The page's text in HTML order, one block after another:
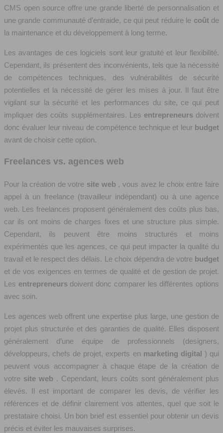
CMS open source offre une grande liberté de personnalisation et
une grande communauté d’entraide, ce qui peut réduire le coût de
la maintenance et du développement à long terme.
Les avantages de ces logiciels sont leur gratuité et leur flexibilité.
Cependant, ils présentent des inconvénients, tels que la nécessité
de compétences techniques, des vulnérabilités de sécurité
potentielles et la nécessité de gérer les mises à jour. Il faut être
vigilant sur la sécurité et les performances du site, ce qui peut
impliquer des coûts supplémentaires. Les entrepreneurs doivent
donc évaluer leur niveau de compétence technique et leur budget
avant de choisir cette option.
Freelances vs. agences web
Pour la création de votre site web , vous avez le choix entre faire
appel à un freelance (travailleur indépendant) ou à une agence
web. Les freelances proposent généralement des coûts plus bas,
car ils ont moins de charges fixes et une structure plus simple.
Cependant, ils peuvent être moins structurés et moins
expérimentés que les agences, ce qui peut impacter la qualité du
travail et le respect des délais. Le choix dépendra de votre budget
et de vos exigences en termes de qualité et de gestion de projet.
Les entrepreneurs doivent donc comparer les différentes options
avec soin.
Les agences web offrent une expertise plus large, une gestion de
projet plus structurée et des garanties de qualité. Elles disposent
généralement d’une équipe de professionnels (designers,
développeurs, chefs de projet, experts en marketing digital ) qui
peuvent vous accompagner à chaque étape de la création de
votre site web . Cependant, leurs coûts sont généralement plus
élevés. Il est important de comparer les devis, de vérifier les
références et de définir clairement vos attentes, quel que soit le
prestataire choisi. Un bon brief est essentiel pour obtenir un devis
précis et éviter les mauvaises surprises.